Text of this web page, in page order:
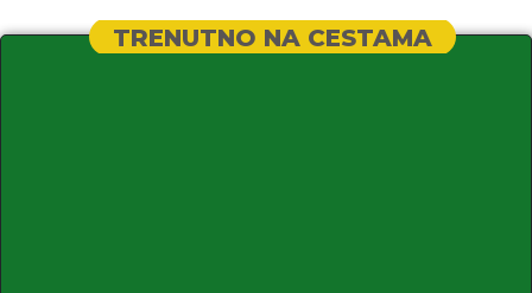
TRENUTNO NA CESTAMA